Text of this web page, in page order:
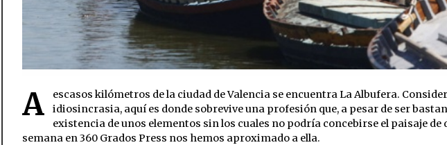
A
escasos kilómetros de la ciudad de Valencia se encuentra La Albufera.
idiosincrasia, aquí es donde sobrevive una profesión que, a pesar de ser
existencia de unos elementos sin los cuales no podría concebirse el paisaje
semana en 360 Grados Press nos hemos aproximado a ella.